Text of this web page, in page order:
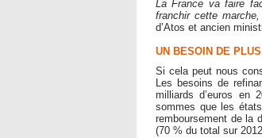
La France va faire
franchir cette
d’Atos et ancien
UN BESOIN DE
Si cela peut nous
Les besoins de
milliards d’euros en
sommes que les
remboursement de la
(70 % du total sur